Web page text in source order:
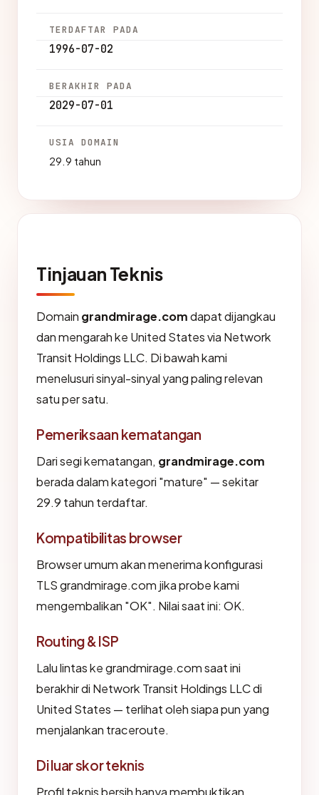
TERDAFTAR PADA
1996-07-02
BERAKHIR PADA
2029-07-01
USIA DOMAIN
29.9 tahun
Tinjauan Teknis
Domain grandmirage.comdapat dijangkau
dan mengarah ke United States via Network
Transit Holdings LLC. Di bawah kami
menelusuri sinyal-sinyal yang paling relevan
satu per satu.
Pemeriksaan kematangan
Dari segi kematangan, grandmirage.com
berada dalam kategori "mature" — sekitar
29.9 tahun terdaftar.
Kompatibilitas browser
Browser umum akan menerima konfigurasi
TLS grandmirage.com jika probe kami
mengembalikan "OK". Nilai saat ini: OK.
Routing & ISP
Lalu lintas ke grandmirage.com saat ini
berakhir di Network Transit Holdings LLC di
United States — terlihat oleh siapa pun yang
menjalankan traceroute.
Di luar skor teknis
Profil teknis bersih hanya membuktikan